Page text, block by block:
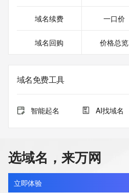
域名续费 一口价
域名回购 价格总览
域名免费工具
智能起名 AI找域名
选域名，来万网
立即体验